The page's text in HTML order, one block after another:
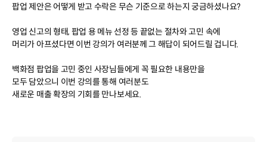
팝업 제안은 어떻게 받고 수락은 무슨 기준으로 하는지 궁금하셨나요?
영업 신고의 형태, 팝업 용 메뉴 선정 등 끝없는 절차와 고민 속에
머리가 아프셨다면 이번 강의가 여러분께 그 해답이 되어드릴 겁니다.
백화점 팝업을 고민 중인 사장님들에게 꼭 필요한 내용만을
모두 담았으니 이번 강의를 통해 여러분도
새로운 매출 확장의 기회를 만나보세요.